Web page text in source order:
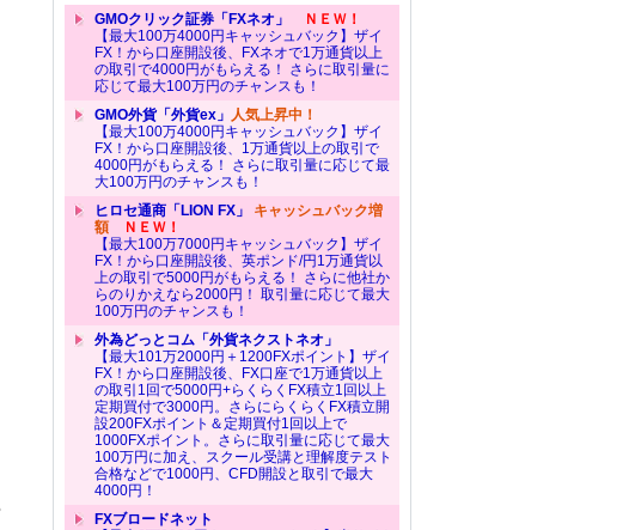
GMOクリック証券「FXネオ」
ＮＥＷ！
【最大100万4000円キャッシュバック】ザイ
FX！から口座開設後、FXネオで1万通貨以上
の取引で4000円がもらえる！ さらに取引量に
応じて最大100万円のチャンスも！
GMO外貨「外貨ex」 人気上昇中！
【最大100万4000円キャッシュバック】ザイ
FX！から口座開設後、1万通貨以上の取引で
4000円がもらえる！ さらに取引量に応じて最
大100万円のチャンスも！
ヒロセ通商「LION FX」 キャッシュバック増
額ＮＥＷ！
【最大100万7000円キャッシュバック】ザイ
FX！から口座開設後、英ポンド/円1万通貨以
上の取引で5000円がもらえる！ さらに他社か
らのりかえなら2000円！ 取引量に応じて最大
100万円のチャンスも！
外為どっとコム「外貨ネクストネオ」
【最大101万2000円＋1200FXポイント】ザイ
FX！から口座開設後、FX口座で1万通貨以上
の取引1回で5000円+らくらくFX積立1回以上
定期買付で3000円。さらにらくらくFX積立開
設200FXポイント＆定期買付1回以上で
1000FXポイント。さらに取引量に応じて最大
100万円に加え、スクール受講と理解度テスト
合格などで1000円、CFD開設と取引で最大
4000円！
FXブロードネット